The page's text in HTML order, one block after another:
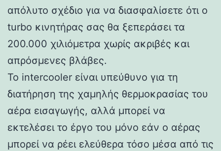
απόλυτο σχέδιο για να διασφαλίσετε ότι ο
turbo κινητήρας σας θα ξεπεράσει τα
200.000 χιλιόμετρα χωρίς ακριβές και
απρόσμενες βλάβες.
Το intercooler είναι υπεύθυνο για τη
διατήρηση της χαμηλής θερμοκρασίας του
αέρα εισαγωγής, αλλά μπορεί να
εκτελέσει το έργο του μόνο εάν ο αέρας
μπορεί να ρέει ελεύθερα τόσο μέσα από τις